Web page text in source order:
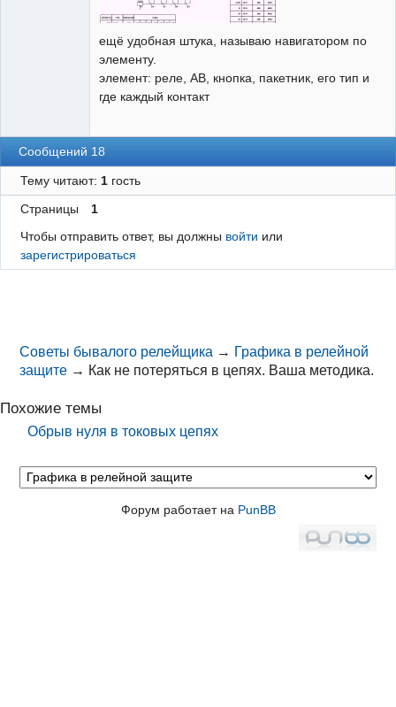
ещё удобная штука, называю навигатором по
элементу.
элемент: реле, АВ, кнопка, пакетник, его тип и
где каждый контакт
Сообщений 18
Тему читают: 1гость
Страницы
1
Чтобы отправить ответ, вы должны войти или
зарегистрироваться
Советы бывалого релейщика → Графика в релейной
защите → Как не потеряться в цепях. Ваша методика.
Похожие темы
Обрыв нуля в токовых цепях
Форум работает на PunBB